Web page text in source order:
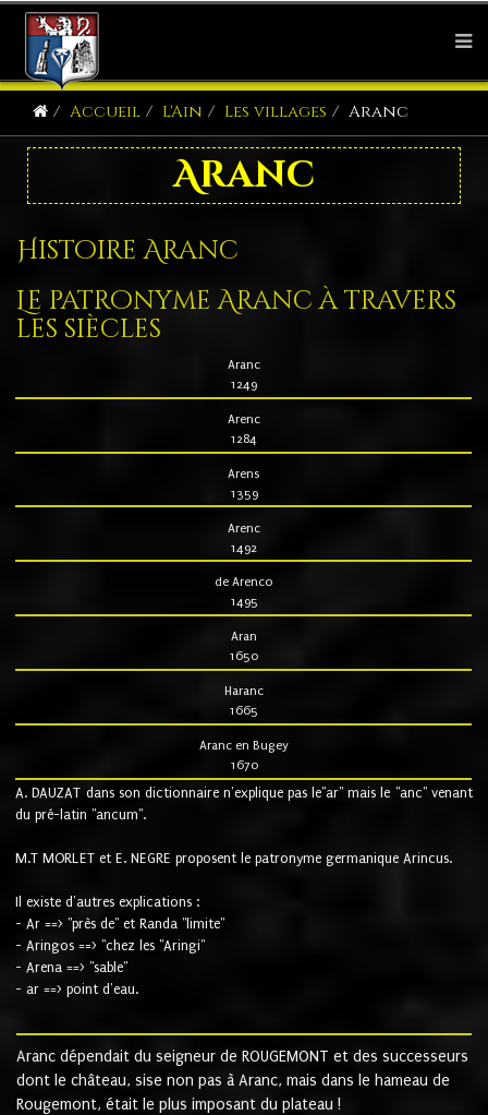
Accueil L'Ain Les villages Aranc
Aranc
Histoire Aranc
Le patronyme Aranc à travers
les siècles
Aranc
1249
Arenc
1284
Arens
1359
Arenc
1492
de Arenco
1495
Aran
1650
Haranc
1665
Aranc en Bugey
1670
A. DAUZAT dans son dictionnaire n'explique pas le"ar" mais le "anc" venant
du pré-latin "ancum".
M.T MORLET et E. NEGRE proposent le patronyme germanique Arincus.
Il existe d'autres explications :
- Ar ==> "près de" et Randa "limite"
- Aringos ==> "chez les "Aringi"
- Arena ==> "sable"
- ar ==> point d'eau.
Aranc dépendait du seigneur de ROUGEMONT et des successeurs
dont le château, sise non pas à Aranc, mais dans le hameau de
Rougemont, était le plus imposant du plateau !